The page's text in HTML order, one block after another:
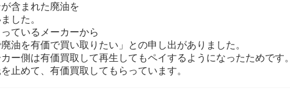
含まれた廃油を
した。
ているメーカーから
油を有価で買い取りたい」との申し出がありました。
ー側は有価買取して再生してもペイするようになったためです。
止めて、有価買取してもらっています。